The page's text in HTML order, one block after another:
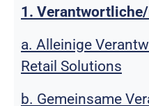
1.
a. Alleinige
Retail Solutions
b. Gemeinsame